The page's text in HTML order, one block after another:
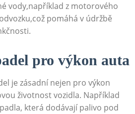
vody,například z motorového
pomáhá​ v ‌údržbě
pro výkon auta
⁣je⁢ zásadní nejen pro výkon⁢
životnost vozidla. Například
která dodávají⁣ palivo pod